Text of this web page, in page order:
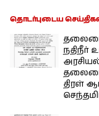
தொடர்புடைய
தலைமை
நதிநீர்
திரள்